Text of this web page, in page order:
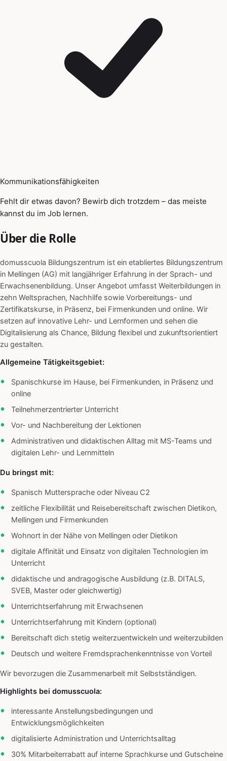
Kommunikationsfähigkeiten
Fehlt dir etwas davon? Bewirb dich trotzdem – das meiste
kannst du im Job lernen.
Über die Rolle
domusscuola Bildungszentrum ist ein etabliertes Bildungszentrum
in Mellingen (AG) mit langjähriger Erfahrung in der Sprach- und
Erwachsenenbildung. Unser Angebot umfasst Weiterbildungen in
zehn Weltsprachen, Nachhilfe sowie Vorbereitungs- und
Zertifikatskurse, in Präsenz, bei Firmenkunden und online. Wir
setzen auf innovative Lehr- und Lernformen und sehen die
Digitalisierung als Chance, Bildung flexibel und zukunftsorientiert
zu gestalten.
Allgemeine Tätigkeitsgebiet:
Spanischkurse im Hause, bei Firmenkunden, in Präsenz und
online
Teilnehmerzentrierter Unterricht
Vor- und Nachbereitung der Lektionen
Administrativen und didaktischen Alltag mit MS-Teams und
digitalen Lehr- und Lernmitteln
Du bringst mit:
Spanisch Muttersprache oder Niveau C2
zeitliche Flexibilität und Reisebereitschaft zwischen Dietikon,
Mellingen und Firmenkunden
Wohnort in der Nähe von Mellingen oder Dietikon
digitale Affinität und Einsatz von digitalen Technologien im
Unterricht
didaktische und andragogische Ausbildung (z.B. DITALS,
SVEB, Master oder gleichwertig)
Unterrichtserfahrung mit Erwachsenen
Unterrichtserfahrung mit Kindern (optional)
Bereitschaft dich stetig weiterzuentwickeln und weiterzubilden
Deutsch und weitere Fremdsprachenkenntnisse von Vorteil
Wir bevorzugen die Zusammenarbeit mit Selbstständigen.
Highlights bei domusscuola:
interessante Anstellungsbedingungen und
Entwicklungsmöglichkeiten
digitalisierte Administration und Unterrichtsalltag
30% Mitarbeiterrabatt auf interne Sprachkurse und Gutscheine